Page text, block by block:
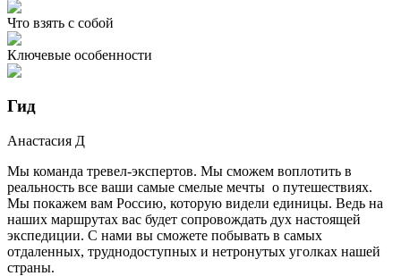
Что взять с собой
Ключевые особенности
Гид
Анастасия Д
Мы команда тревел-экспертов. Мы сможем воплотить в
реальность все ваши самые смелые мечты о путешествиях.
Мы покажем вам Россию, которую видели единицы. Ведь на
наших маршрутах вас будет сопровождать дух настоящей
экспедиции. С нами вы сможете побывать в самых
отдаленных, труднодоступных и нетронутых уголках нашей
страны.